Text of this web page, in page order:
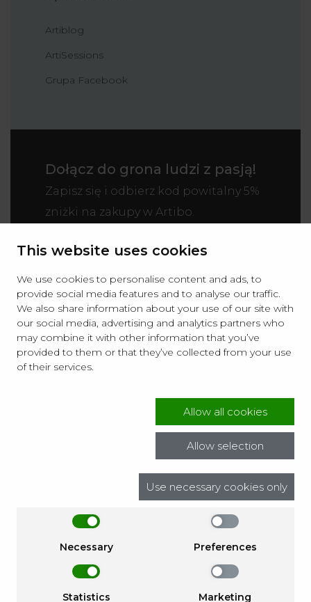
This website uses cookies
We use cookies to personalise content and ads, to
provide social media features and to analyse our traffic.
We also share information about your use of our site with
our social media, advertising and analytics partners who
may combine it with other information that you’ve
provided to them or that they’ve collected from your use
of their services.
Use necessary cookies only
Allow all cookies
Allow selection
Necessary Preferences
Statistics Marketing
Artiblog
ArtiSessions
Grupa Facebook
Instagram Youtube
Dołącz do grona ludzi z pasją!
Zapisz się i odbierz kod powitalny 5%
zniżki na zakupy w Artibo.
Wyrażam zgodę na otrzymywanie informacji
handlowej (newsletter) na podany w formularzu adres
poczty elektronicznej od Focus sp.z o.o. z siedzibą w
może być w każdej chwili wycofana.
Korzystanie z serwisu oznacza akceptację
Regulaminu
Polityki Prywatności